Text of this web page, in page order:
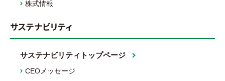
株式情報
サステナビリティ
サステナビリティトップページ
CEOメッセージ